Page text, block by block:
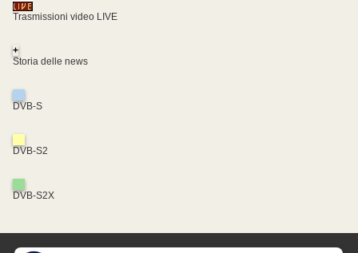
Trasmissioni video LIVE
+
Storia delle news
DVB-S
DVB-S2
DVB-S2X